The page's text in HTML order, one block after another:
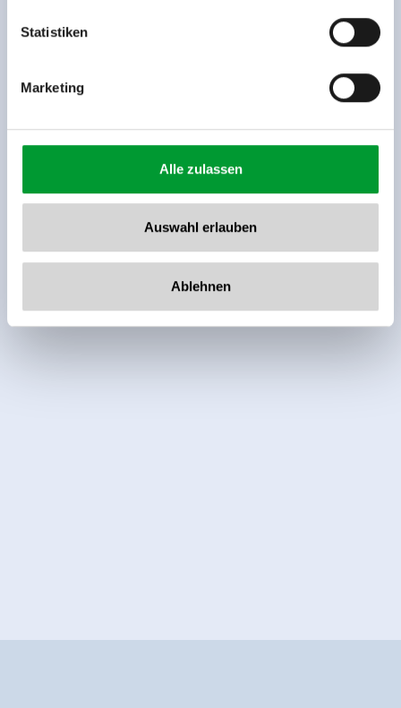
www.zillertalarena.com
Statistiken
Marketing
Alle zulassen
Auswahl erlauben
Ablehnen